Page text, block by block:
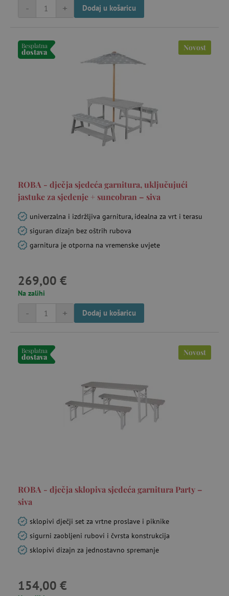
+
- Dodaj u košaricu
Besplatna
dostava Novost
ROBA - dječja sjedeća garnitura, uključujući
jastuke za sjedenje + suncobran – siva
univerzalna i izdržljiva garnitura, idealna za vrt i terasu
siguran dizajn bez oštrih rubova
garnitura je otporna na vremenske uvjete
269,00 €
Na zalihi
+
- Dodaj u košaricu
Besplatna
dostava Novost
ROBA - dječja sklopiva sjedeća garnitura Party –
siva
sklopivi dječji set za vrtne proslave i piknike
sigurni zaobljeni rubovi i čvrsta konstrukcija
sklopivi dizajn za jednostavno spremanje
154,00 €